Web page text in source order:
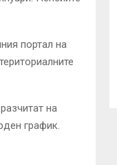
портал на
на
график.